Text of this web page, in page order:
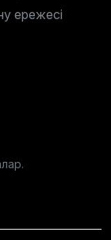
ережесі